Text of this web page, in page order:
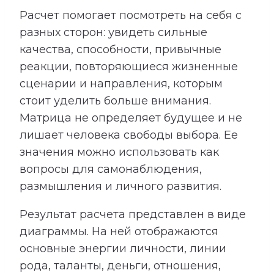
Расчет помогает посмотреть на себя с
разных сторон: увидеть сильные
качества, способности, привычные
реакции, повторяющиеся жизненные
сценарии и направления, которым
стоит уделить больше внимания.
Матрица не определяет будущее и не
лишает человека свободы выбора. Ее
значения можно использовать как
вопросы для самонаблюдения,
размышления и личного развития.
Результат расчета представлен в виде
диаграммы. На ней отображаются
основные энергии личности, линии
рода, таланты, деньги, отношения,